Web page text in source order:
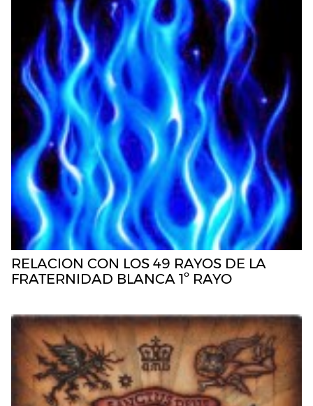
RELACION CON LOS 49 RAYOS DE LA
FRATERNIDAD BLANCA 1º RAYO